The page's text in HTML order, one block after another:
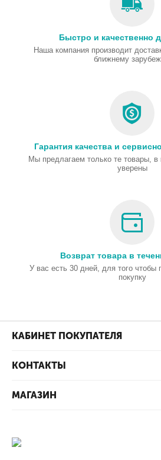
Быстро и качественно
Наша компания производит
ближнему
Гарантия качества и
Мы предлагаем только те товары, в
уверены
Возврат товара в
У вас есть 30 дней, для того чтобы
покупку
КАБИНЕТ ПОКУПАТЕЛЯ
КОНТАКТЫ
МАГАЗИН